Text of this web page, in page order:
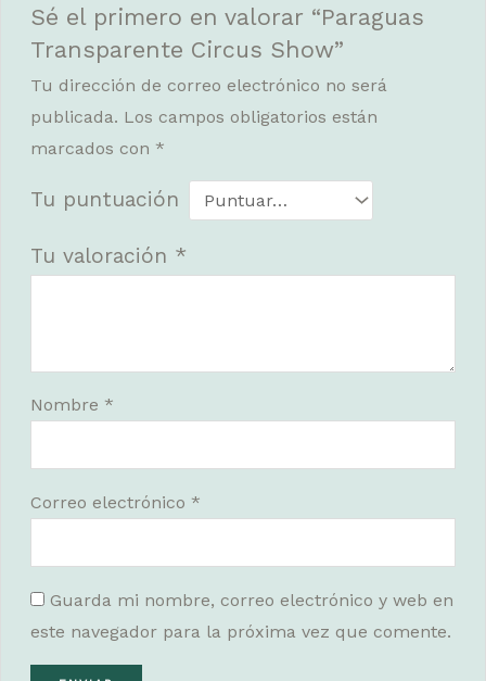
Sé el primero en valorar “Paraguas
Transparente Circus Show”
Tu dirección de correo electrónico no será
publicada. Los campos obligatorios están
marcados con *
Tu puntuación
Tu valoración *
Nombre *
Correo electrónico *
Guarda mi nombre, correo electrónico y web en
este navegador para la próxima vez que comente.